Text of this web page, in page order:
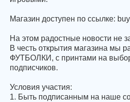
Магазин доступен по ссылке:
На этом радостные новости не
В честь открытия магазина мы
ФУТБОЛКИ, с принтами на
подписчиков.
Условия участия:
1. Быть подписанным на наше